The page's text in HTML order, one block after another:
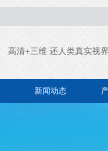
高清+三维 还人类真实视
新闻动态